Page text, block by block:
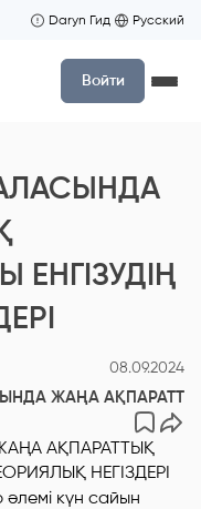
Daryn Гид Русский
Войти
08.09.2024
ЖАҢА
күн сайын